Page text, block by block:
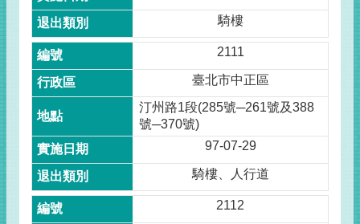
騎樓
2111
臺北市中正區
汀州路1段(285號─261號及388
號─370號)
97-07-29
騎樓、人行道
2112